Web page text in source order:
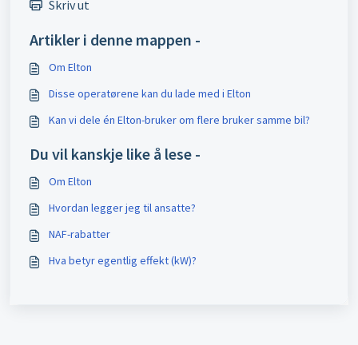
Skriv ut
Artikler i denne mappen -
Om Elton
Disse operatørene kan du lade med i Elton
Kan vi dele én Elton-bruker om flere bruker samme bil?
Du vil kanskje like å lese -
Om Elton
Hvordan legger jeg til ansatte?
NAF-rabatter
Hva betyr egentlig effekt (kW)?